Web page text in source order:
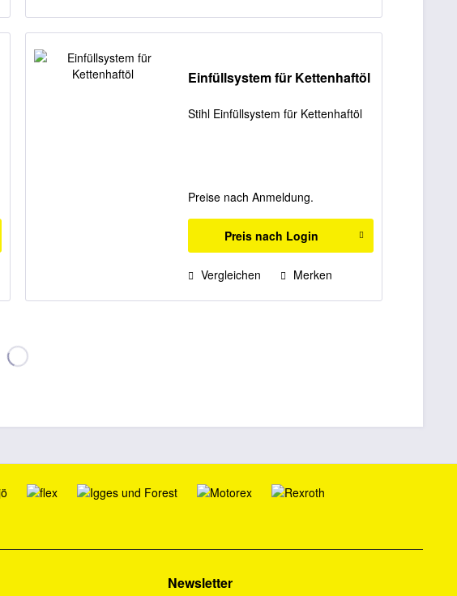
Einfüllsystem für Kettenhaftöl
Stihl Einfüllsystem für Kettenhaftöl
Preise nach Anmeldung.
Preis nach Login
Vergleichen Merken
Newsletter